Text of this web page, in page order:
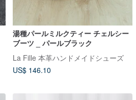
湯種パールミルクティー チェルシー
ブーツ _ パールブラック
La Fille 本革ハンドメイドシューズ
US$ 146.10